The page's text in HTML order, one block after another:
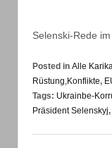
Selenski-Rede
Posted in Alle
Rüstung,Konflikte,
Tags: Ukrainbe-
Präsident Selenskyj,